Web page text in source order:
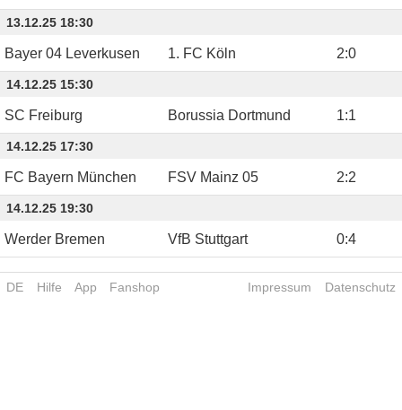
13.12.25 18:30
Bayer 04 Leverkusen 1. FC Köln 2:0
14.12.25 15:30
SC Freiburg Borussia Dortmund 1:1
14.12.25 17:30
FC Bayern München FSV Mainz 05 2:2
14.12.25 19:30
Werder Bremen VfB Stuttgart 0:4
DE Hilfe App Fanshop Impressum Datenschutz